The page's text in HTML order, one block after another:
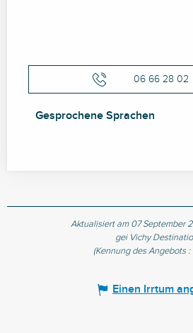
06 66 28 02
Gesprochene Sprachen
Gesprochene Sprachen
Aktualisiert am 07 September
gei Vichy
(Kennung des Angebots :
Einen Irrtum